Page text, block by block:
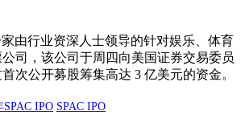
家由行业资深人士领导的针对娱乐、体育
司，该公司于周四向美国证券交易委员
次公开募股筹集高达 3 亿美元的资金。
SPAC IPO SPAC IPO